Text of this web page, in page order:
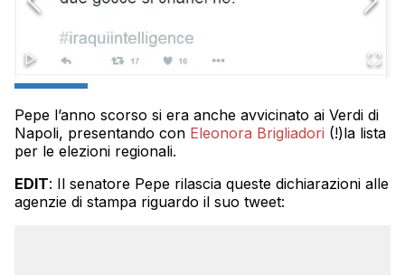
Pepe l’anno scorso si era anche avvicinato ai Verdi di
Napoli, presentando con Eleonora Brigliadori (!)la lista
per le elezioni regionali.
EDIT: Il senatore Pepe rilascia queste dichiarazioni alle
agenzie di stampa riguardo il suo tweet: